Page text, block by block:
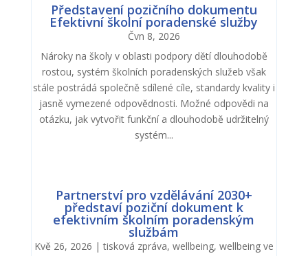
Představení pozičního dokumentu
Efektivní školní poradenské služby
Čvn 8, 2026
Nároky na školy v oblasti podpory dětí dlouhodobě
rostou, systém školních poradenských služeb však
stále postrádá společně sdílené cíle, standardy kvality i
jasně vymezené odpovědnosti. Možné odpovědi na
otázku, jak vytvořit funkční a dlouhodobě udržitelný
systém...
Partnerství pro vzdělávání 2030+
představí poziční dokument k
efektivním školním poradenským
službám
Kvě 26, 2026 |tisková zpráva, wellbeing, wellbeing ve